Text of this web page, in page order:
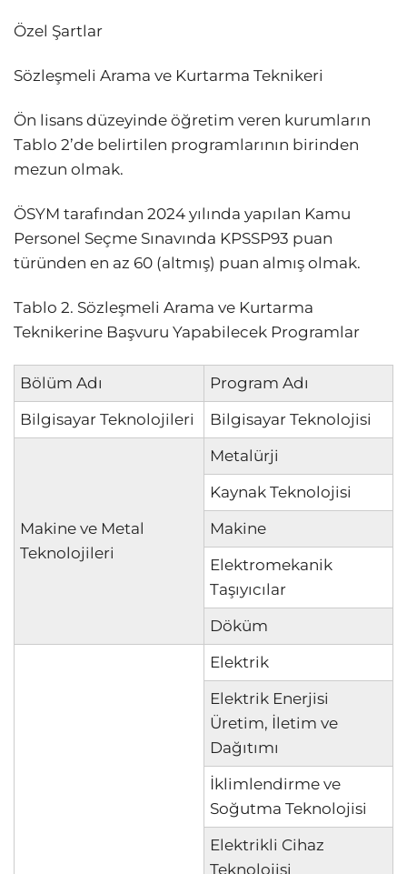
Özel Şartlar
Sözleşmeli Arama ve Kurtarma Teknikeri
Ön lisans düzeyinde öğretim veren kurumların
Tablo 2’de belirtilen programlarının birinden
mezun olmak.
ÖSYM tarafından 2024 yılında yapılan Kamu
Personel Seçme Sınavında KPSSP93 puan
türünden en az 60 (altmış) puan almış olmak.
Tablo 2. Sözleşmeli Arama ve Kurtarma
Teknikerine Başvuru Yapabilecek Programlar
Bölüm Adı
Program Adı
Bilgisayar Teknolojileri
Bilgisayar Teknolojisi
Makine ve Metal
Teknolojileri
Metalürji
Kaynak Teknolojisi
Makine
Elektromekanik
Taşıyıcılar
Döküm
Elektrik
Elektrik Enerjisi
Üretim, İletim ve
Dağıtımı
İklimlendirme ve
Soğutma Teknolojisi
Elektrikli Cihaz
Teknolojisi